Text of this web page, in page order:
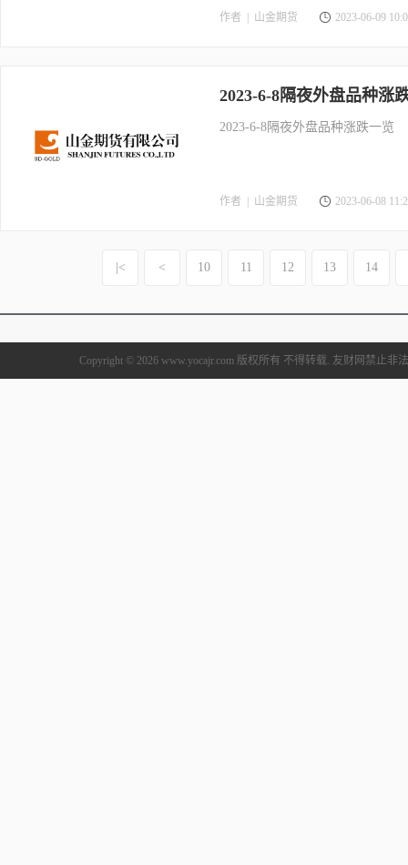
作者 | 山金期货 2023-06-09
2023-6-8隔夜外盘品种涨
2023-6-8隔夜外盘品种涨跌一览
作者 | 山金期货 2023-06-08
|< < 10 11 12 13 14
Copyright © 2026 www.yocajr.com 版权所有 不得转载. 友财网禁止非